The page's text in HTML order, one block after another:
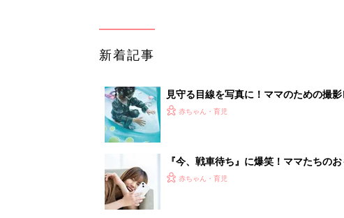
新着記事
見守る目線を写真に！ママのための撮
赤ちゃん・育児
『今、戦車待ち』に爆笑！ママたちの
赤ちゃん・育児